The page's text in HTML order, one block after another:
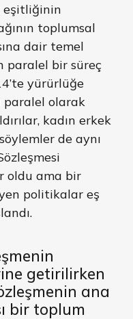
eşitliğinin
toplumsal
dair temel
paralel bir süreç
yürürlüğe
paralel olarak
kadın erkek
de aynı
oldu ama bir
politikalar eş
getirilirken
ana
bir toplum